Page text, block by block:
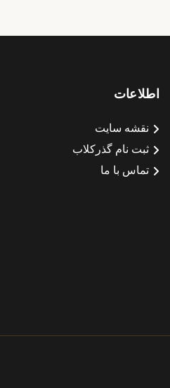
اطلاعات
نقشه سایت
ثبت نام گذرکلاب
تماس با ما